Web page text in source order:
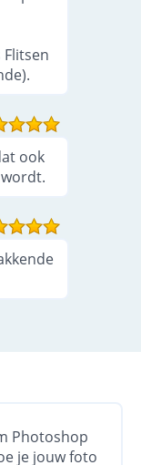
ook
Photoshop
je jouw foto